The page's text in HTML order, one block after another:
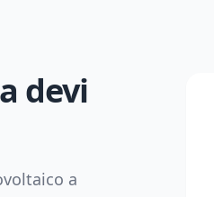
devi
a